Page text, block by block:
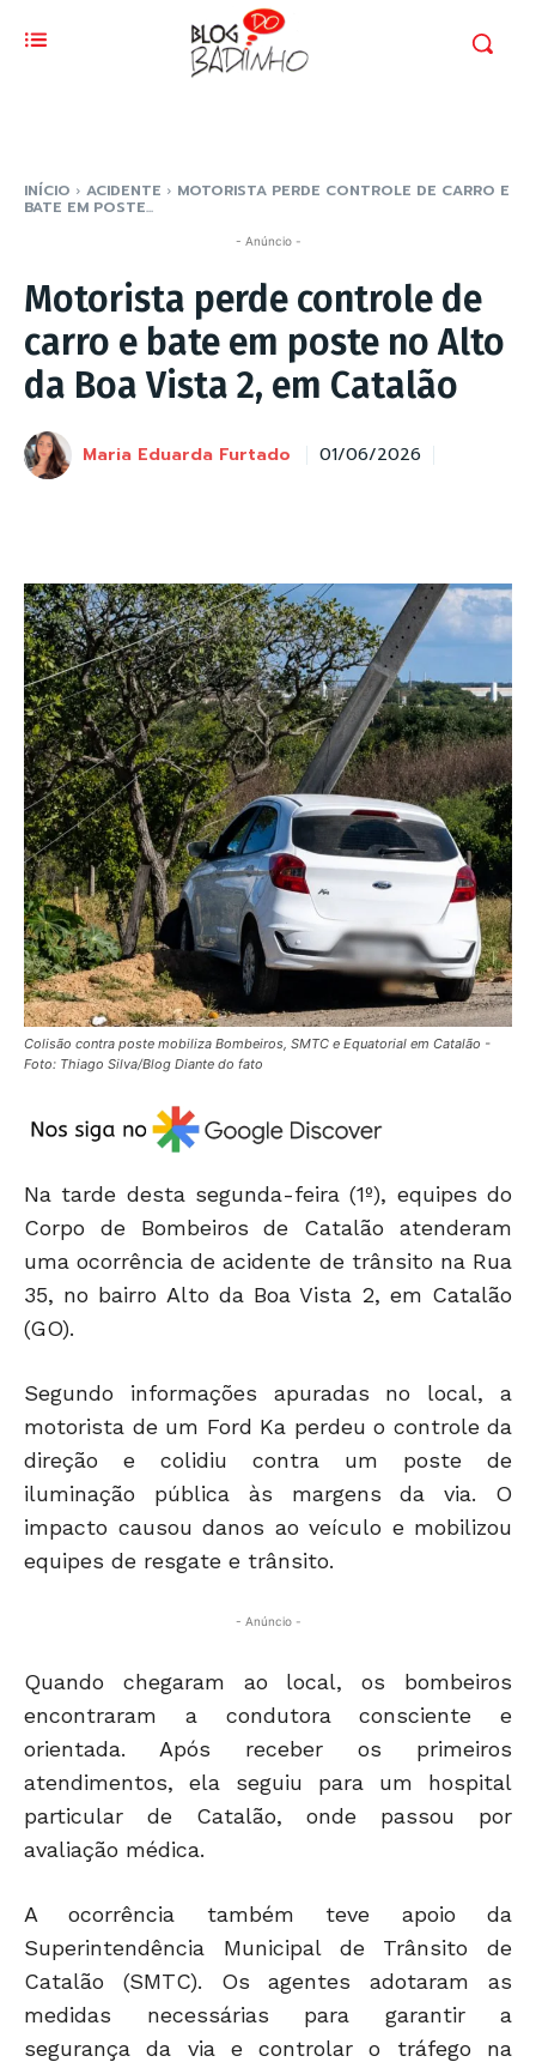
INÍCIO ACIDENTE MOTORISTA PERDE CONTROLE DE CARRO E
BATE EM POSTE...
- Anúncio -
Motorista perde controle de
carro e bate em poste no Alto
da Boa Vista 2, em Catalão
Maria Eduarda Furtado 01/06/2026
Colisão contra poste mobiliza Bombeiros, SMTC e Equatorial em Catalão -
Foto: Thiago Silva/Blog Diante do fato
Na tarde desta segunda-feira (1º), equipes do
Corpo de Bombeiros de Catalão atenderam
uma ocorrência de acidente de trânsito na Rua
35, no bairro Alto da Boa Vista 2, em Catalão
(GO).
Segundo informações apuradas no local, a
motorista de um Ford Ka perdeu o controle da
direção e colidiu contra um poste de
iluminação pública às margens da via. O
impacto causou danos ao veículo e mobilizou
equipes de resgate e trânsito.
- Anúncio -
Quando chegaram ao local, os bombeiros
encontraram a condutora consciente e
orientada. Após receber os primeiros
atendimentos, ela seguiu para um hospital
particular de Catalão, onde passou por
avaliação médica.
A ocorrência também teve apoio da
Superintendência Municipal de Trânsito de
Catalão (SMTC). Os agentes adotaram as
medidas necessárias para garantir a
segurança da via e controlar o tráfego na